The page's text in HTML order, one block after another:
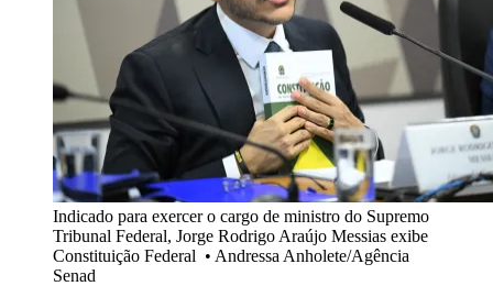
Indicado para exercer o cargo de ministro do Supremo
Tribunal Federal, Jorge Rodrigo Araújo Messias exibe
Constituição Federal • Andressa Anholete/Agência
Senad